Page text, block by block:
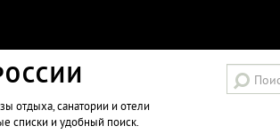
отдыха, санатории и отели
списки и удобный поиск.